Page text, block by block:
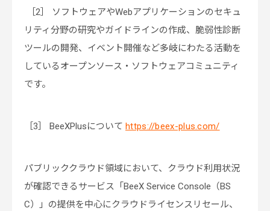
［2］ ソフトウェアやWebアプリケーションのセキュ
リティ分野の研究やガイドラインの作成、脆弱性診断
ツールの開発、イベント開催など多岐にわたる活動を
しているオープンソース・ソフトウェアコミュニティ
です。
［3］ BeeXPlusについて https://beex-plus.com/
パブリッククラウド領域において、クラウド利用状況
が確認できるサービス「BeeX Service Console（BS
C）」の提供を中心にクラウドライセンスリセール、